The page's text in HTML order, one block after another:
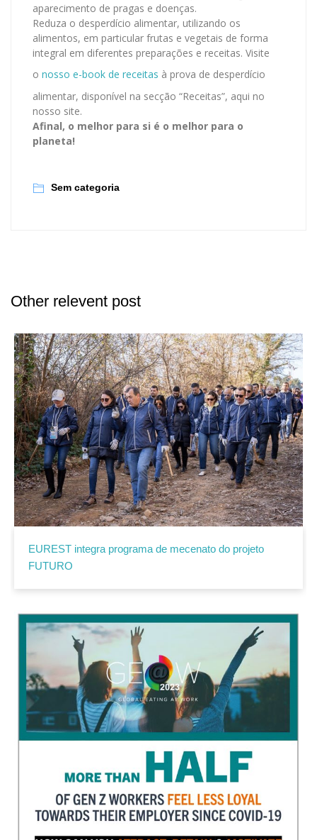
aparecimento de pragas e doenças.
Reduza o desperdício alimentar, utilizando os
alimentos, em particular frutas e vegetais de forma
integral em diferentes preparações e receitas. Visite
o nosso e-book de receitas à prova de desperdício
alimentar, disponível na secção “Receitas”, aqui no
nosso site.
Afinal, o melhor para si é o melhor para o
planeta!
Sem categoria
Other relevent post
EUREST integra programa de mecenato do projeto
FUTURO